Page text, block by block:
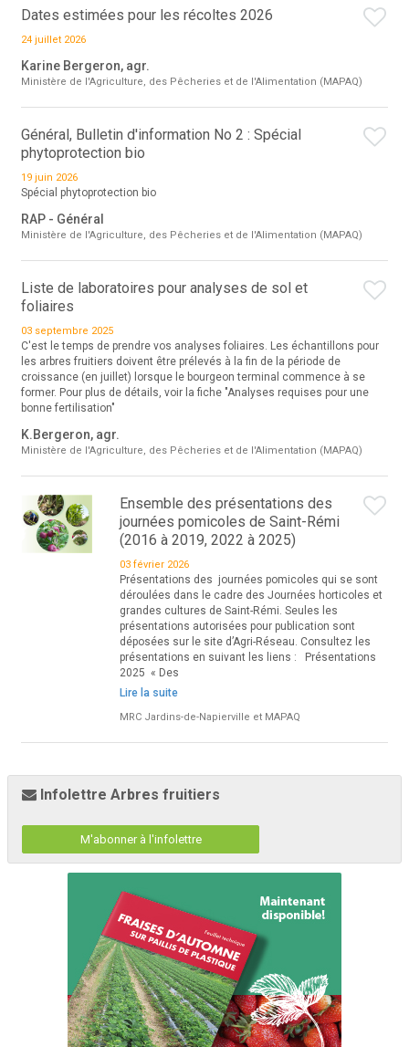
Dates estimées pour les récoltes 2026
24 juillet 2026
Karine Bergeron, agr.
Ministère de l'Agriculture, des Pêcheries et de l'Alimentation (MAPAQ)
Général, Bulletin d'information No 2 : Spécial
phytoprotection bio
19 juin 2026
Spécial phytoprotection bio
RAP - Général
Ministère de l'Agriculture, des Pêcheries et de l'Alimentation (MAPAQ)
Liste de laboratoires pour analyses de sol et
foliaires
03 septembre 2025
C'est le temps de prendre vos analyses foliaires. Les échantillons pour
les arbres fruitiers doivent être prélevés à la fin de la période de
croissance (en juillet) lorsque le bourgeon terminal commence à se
former. Pour plus de détails, voir la fiche "Analyses requises pour une
bonne fertilisation"
K.Bergeron, agr.
Ministère de l'Agriculture, des Pêcheries et de l'Alimentation (MAPAQ)
Ensemble des présentations des
journées pomicoles de Saint-Rémi
(2016 à 2019, 2022 à 2025)
03 février 2026
Présentations des journées pomicoles qui se sont
déroulées dans le cadre des Journées horticoles et
grandes cultures de Saint-Rémi. Seules les
présentations autorisées pour publication sont
déposées sur le site d’Agri-Réseau. Consultez les
présentations en suivant les liens : Présentations
2025 « Des
Lire la suite
MRC Jardins-de-Napierville et MAPAQ
Infolettre Arbres fruitiers
M'abonner à l'infolettre